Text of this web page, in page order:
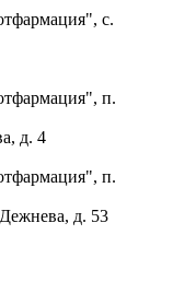
с.
п.
д. 4
п.
д. 53